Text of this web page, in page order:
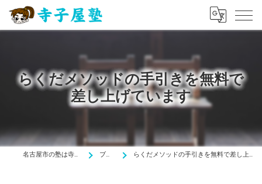
らくだメソッドの手引きを無料で
差し上げています
名古屋市の塾は寺子屋塾 ブログ らくだメソッドの手引きを無料で差し上げています